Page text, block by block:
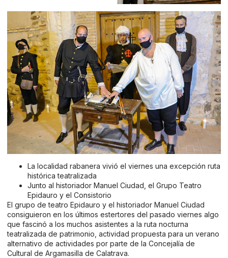
La localidad rabanera vivió el viernes una excepción ruta
histórica teatralizada
Junto al historiador Manuel Ciudad, el Grupo Teatro
Epidauro y el Consistorio
El grupo de teatro Epidauro y el historiador Manuel Ciudad
consiguieron en los últimos estertores del pasado viernes algo
que fascinó a los muchos asistentes a la ruta nocturna
teatralizada de patrimonio, actividad propuesta para un verano
alternativo de actividades por parte de la Concejalía de
Cultural de Argamasilla de Calatrava.